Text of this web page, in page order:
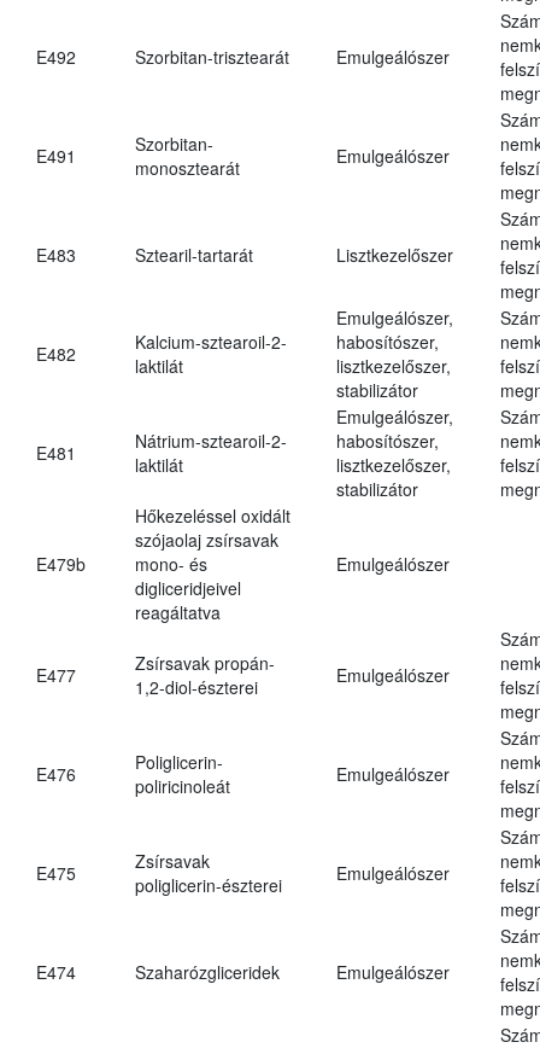
E492 Szorbitan-trisztearát Emulgeálószer
E491
Szorbitan-
monosztearát
Emulgeálószer
E483 Sztearil-tartarát Lisztkezelőszer
E482
Kalcium-sztearoil-2-
laktilát
Emulgeálószer,
habosítószer,
lisztkezelőszer,
stabilizátor
E481
Nátrium-sztearoil-2-
laktilát
Emulgeálószer,
habosítószer,
lisztkezelőszer,
stabilizátor
E479b
Hőkezeléssel oxidált
szójaolaj zsírsavak
mono- és
digliceridjeivel
reagáltatva
Emulgeálószer
E477
Zsírsavak propán-
1,2-diol-észterei
Emulgeálószer
E476
Poliglicerin-
poliricinoleát
Emulgeálószer
E475
Zsírsavak
poliglicerin-észterei
Emulgeálószer
E474 Szaharózgliceridek Emulgeálószer